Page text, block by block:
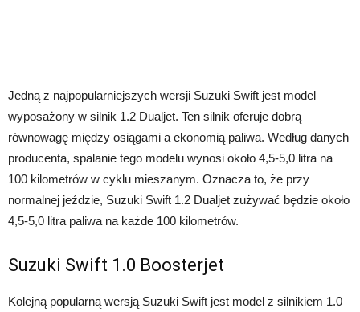
Jedną z najpopularniejszych wersji Suzuki Swift jest model
wyposażony w silnik 1.2 Dualjet. Ten silnik oferuje dobrą
równowagę między osiągami a ekonomią paliwa. Według danych
producenta, spalanie tego modelu wynosi około 4,5-5,0 litra na
100 kilometrów w cyklu mieszanym. Oznacza to, że przy
normalnej jeździe, Suzuki Swift 1.2 Dualjet zużywać będzie około
4,5-5,0 litra paliwa na każde 100 kilometrów.
Suzuki Swift 1.0 Boosterjet
Kolejną popularną wersją Suzuki Swift jest model z silnikiem 1.0